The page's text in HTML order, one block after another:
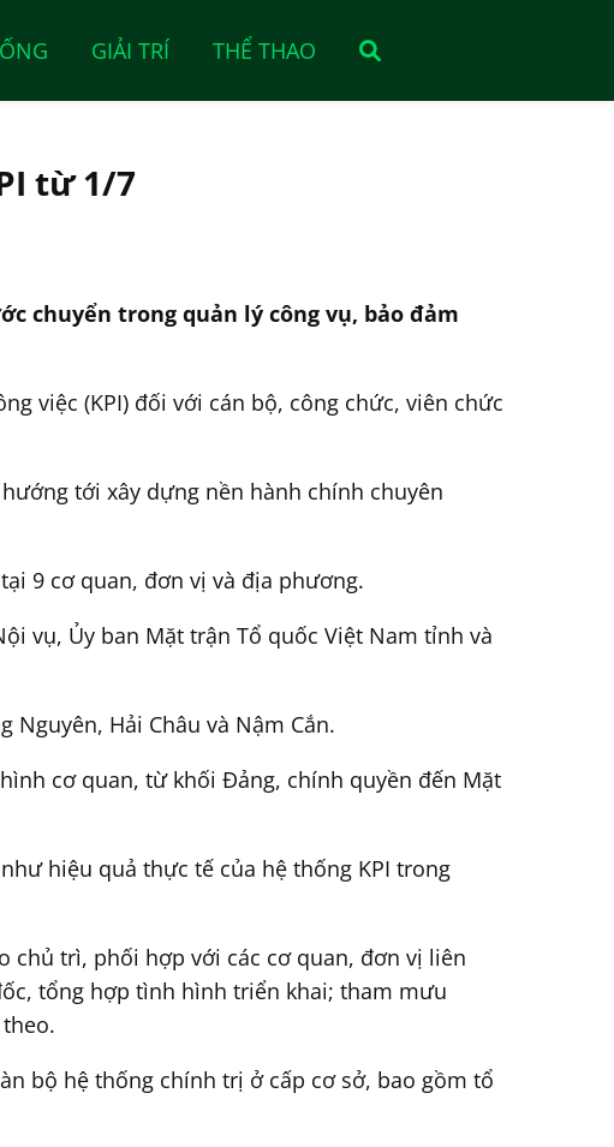
GIẢI TRÍ THỂ THAO
từ 1/7
chuyển trong quản lý công vụ, bảo đảm
việc (KPI) đối với cán bộ, công chức, viên chức
tới xây dựng nền hành chính chuyên
9 cơ quan, đơn vị và địa phương.
vụ, Ủy ban Mặt trận Tổ quốc Việt Nam tỉnh và
Hải Châu và Nậm Cắn.
cơ quan, từ khối Đảng, chính quyền đến Mặt
hiệu quả thực tế của hệ thống KPI trong
chủ trì, phối hợp với các cơ quan, đơn vị liên
tổng hợp tình hình triển khai; tham mưu
bộ hệ thống chính trị ở cấp cơ sở, bao gồm tổ